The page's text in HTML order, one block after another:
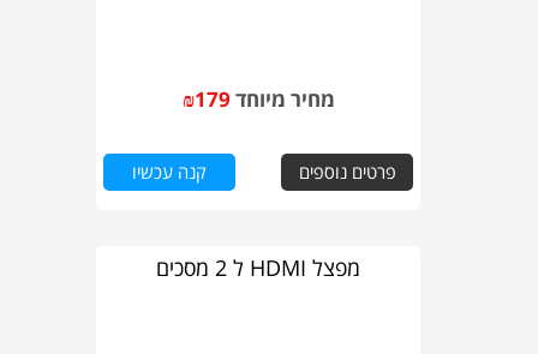
מחיר מיוחד ₪179
פרטים נוספים קנה עכשיו
מפצל HDMI ל 2 מסכים